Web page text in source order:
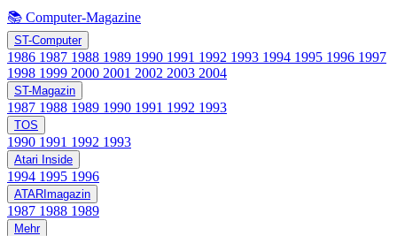
📚 Computer-Magazine
ST-Computer
1986 1987 1988 1989 1990 1991 1992 1993 1994 1995 1996 1997
1998 1999 2000 2001 2002 2003 2004
ST-Magazin
1987 1988 1989 1990 1991 1992 1993
TOS
1990 1991 1992 1993
Atari Inside
1994 1995 1996
ATARImagazin
1987 1988 1989
Mehr